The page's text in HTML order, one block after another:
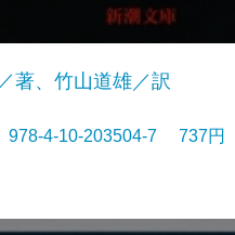
著、竹山道雄／訳
4-10-203504-7 737円